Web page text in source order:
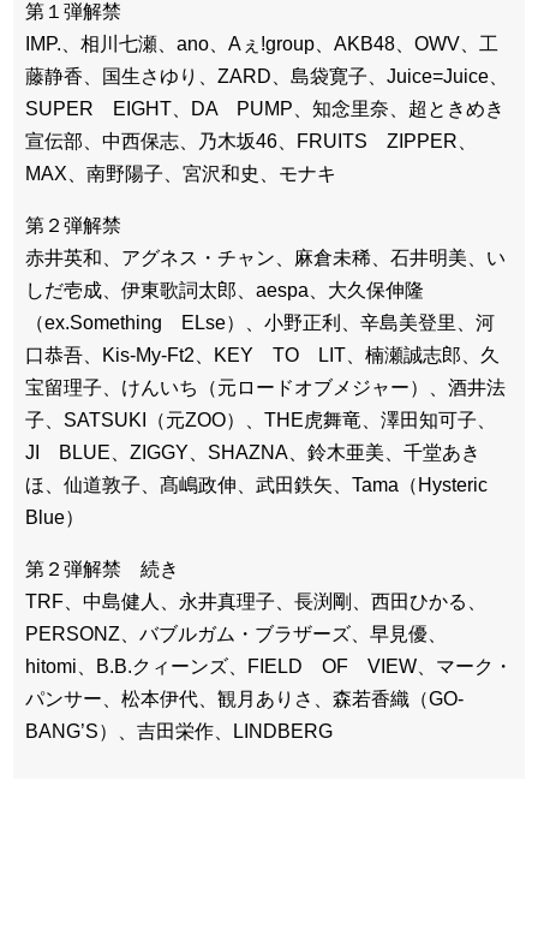
第１弾解禁
IMP.、相川七瀬、ano、Aぇ!group、AKB48、OWV、工
藤静香、国生さゆり、ZARD、島袋寛子、Juice=Juice、
SUPER EIGHT、DA PUMP、知念里奈、超ときめき
宣伝部、中西保志、乃木坂46、FRUITS ZIPPER、
MAX、南野陽子、宮沢和史、モナキ
第２弾解禁
赤井英和、アグネス・チャン、麻倉未稀、石井明美、い
しだ壱成、伊東歌詞太郎、aespa、大久保伸隆
（ex.Something ELse）、小野正利、辛島美登里、河
口恭吾、Kis-My-Ft2、KEY TO LIT、楠瀬誠志郎、久
宝留理子、けんいち（元ロードオブメジャー）、酒井法
子、SATSUKI（元ZOO）、THE虎舞竜、澤田知可子、
JI BLUE、ZIGGY、SHAZNA、鈴木亜美、千堂あき
ほ、仙道敦子、髙嶋政伸、武田鉄矢、Tama（Hysteric
Blue）
第２弾解禁 続き
TRF、中島健人、永井真理子、長渕剛、西田ひかる、
PERSONZ、バブルガム・ブラザーズ、早見優、
hitomi、B.B.クィーンズ、FIELD OF VIEW、マーク・
パンサー、松本伊代、観月ありさ、森若香織（GO-
BANG’S）、吉田栄作、LINDBERG